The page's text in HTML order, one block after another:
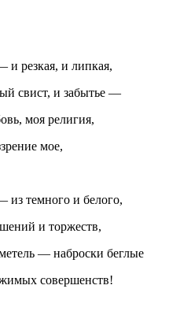
и резкая, и липкая,
свист, и забытье —
моя религия,
мое,
из темного и белого,
и торжеств,
— наброски беглые
совершенств!